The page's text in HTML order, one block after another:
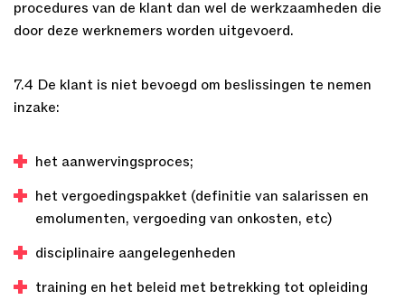
procedures van de klant dan wel de werkzaamheden die
door deze werknemers worden uitgevoerd.
7.4 De klant is niet bevoegd om beslissingen te nemen
inzake:
het aanwervingsproces;
het vergoedingspakket (definitie van salarissen en
emolumenten, vergoeding van onkosten, etc)
disciplinaire aangelegenheden
training en het beleid met betrekking tot opleiding